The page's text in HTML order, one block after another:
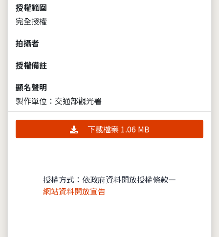
授權範圍
完全授權
拍攝者
授權備註
顯名聲明
製作單位：交通部觀光署
下載檔案 1.06 MB
授權方式：依政府資料開放授權條款—
網站資料開放宣告